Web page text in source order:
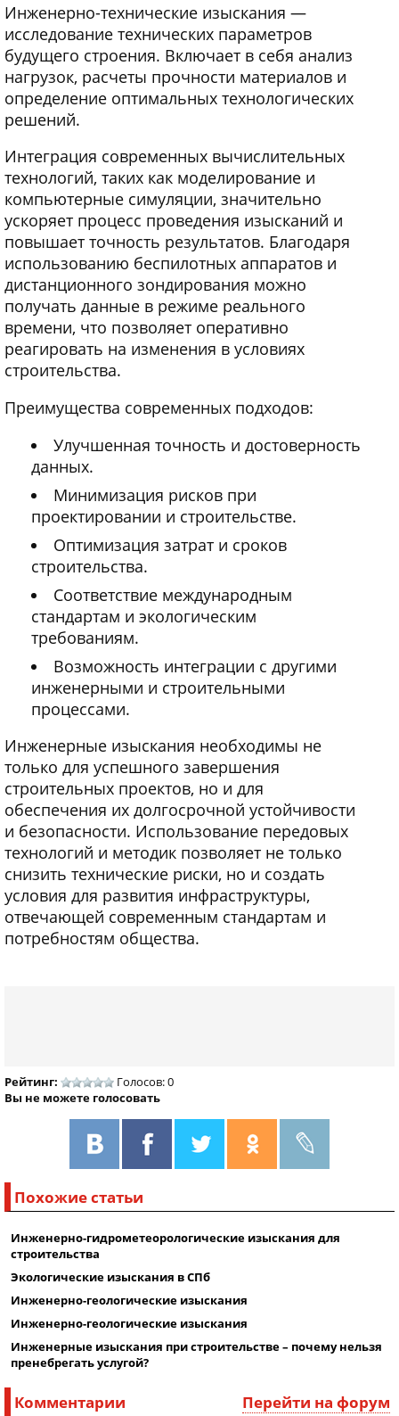
Инженерно-технические изыскания —
исследование технических параметров
будущего строения. Включает в себя анализ
нагрузок, расчеты прочности материалов и
определение оптимальных технологических
решений.
Интеграция современных вычислительных
технологий, таких как моделирование и
компьютерные симуляции, значительно
ускоряет процесс проведения изысканий и
повышает точность результатов. Благодаря
использованию беспилотных аппаратов и
дистанционного зондирования можно
получать данные в режиме реального
времени, что позволяет оперативно
реагировать на изменения в условиях
строительства.
Преимущества современных подходов:
Улучшенная точность и достоверность
данных.
Минимизация рисков при
проектировании и строительстве.
Оптимизация затрат и сроков
строительства.
Соответствие международным
стандартам и экологическим
требованиям.
Возможность интеграции с другими
инженерными и строительными
процессами.
Инженерные изыскания необходимы не
только для успешного завершения
строительных проектов, но и для
обеспечения их долгосрочной устойчивости
и безопасности. Использование передовых
технологий и методик позволяет не только
снизить технические риски, но и создать
условия для развития инфраструктуры,
отвечающей современным стандартам и
потребностям общества.
Рейтинг:
Голосов: 0
Вы не можете голосовать
Похожие статьи
Инженерно-гидрометеорологические изыскания для
строительства
Экологические изыскания в СПб
Инженерно-геологические изыскания
Инженерно-геологические изыскания
Инженерные изыскания при строительстве – почему нельзя
пренебрегать услугой?
Перейти на форум
Комментарии